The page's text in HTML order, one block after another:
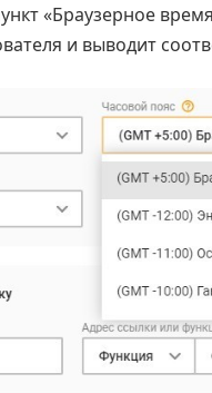
«Браузерное
и выводит